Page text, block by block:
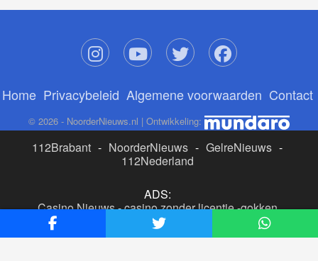
Home Privacybeleid Algemene voorwaarden Contact
© 2026 - NoorderNieuws.nl | Ontwikkeling:
112Brabant - NoorderNieuws - GelreNieuws -
112Nederland
ADS:
Casino Nieuws-casino zonder licentie-gokken
buitenlandse site
beste online casino nederland